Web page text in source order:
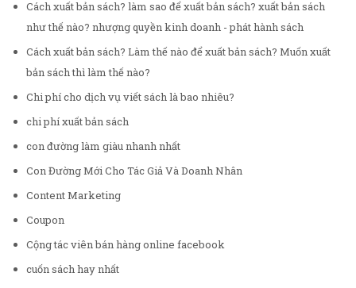
Cách xuất bản sách? làm sao để xuất bản sách? xuất bản sách
như thế nào? nhượng quyền kinh doanh - phát hành sách
Cách xuất bản sách? Làm thế nào để xuất bản sách? Muốn xuất
bản sách thì làm thế nào?
Chi phí cho dịch vụ viết sách là bao nhiêu?
chi phí xuất bản sách
con đường làm giàu nhanh nhất
Con Đường Mới Cho Tác Giả Và Doanh Nhân
Content Marketing
Coupon
Cộng tác viên bán hàng online facebook
cuốn sách hay nhất